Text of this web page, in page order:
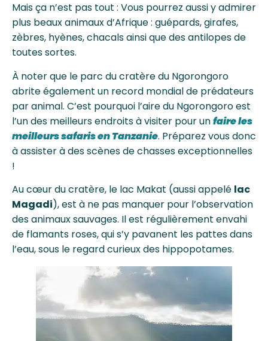
Mais ça n’est pas tout : Vous pourrez aussi y admirer
plus beaux animaux d’Afrique : guépards, girafes,
zèbres, hyènes, chacals ainsi que des antilopes de
toutes sortes.
À noter que le parc du cratère du Ngorongoro
abrite également un record mondial de prédateurs
par animal. C’est pourquoi l’aire du Ngorongoro est
l’un des meilleurs endroits à visiter pour unfaire les
meilleurs safaris en Tanzanie. Préparez vous donc
à assister à des scènes de chasses exceptionnelles
!
Au cœur du cratère, le lac Makat (aussi appelé lac
Magadi), est à ne pas manquer pour l’observation
des animaux sauvages. Il est régulièrement envahi
de flamants roses, qui s’y pavanent les pattes dans
l’eau, sous le regard curieux des hippopotames.